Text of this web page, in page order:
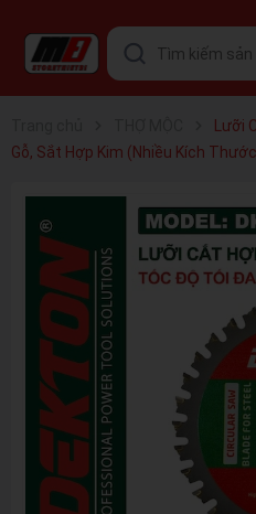
Lưỡi
Gỗ, Sắt Hợp Kim (Nhiều Kích